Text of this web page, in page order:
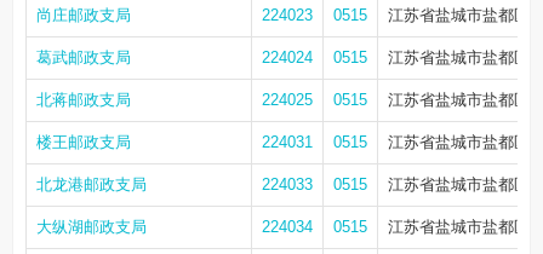
尚庄邮政支局 224023 0515 江苏省盐城市盐都区
葛武邮政支局 224024 0515 江苏省盐城市盐都区
北蒋邮政支局 224025 0515 江苏省盐城市盐都区
楼王邮政支局 224031 0515 江苏省盐城市盐都区
北龙港邮政支局 224033 0515 江苏省盐城市盐都区
大纵湖邮政支局 224034 0515 江苏省盐城市盐都区